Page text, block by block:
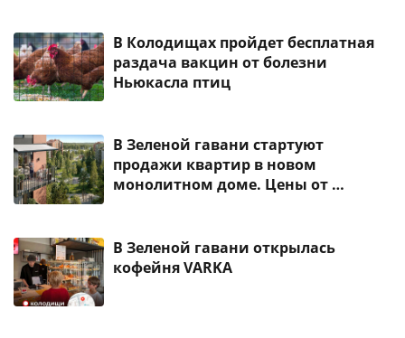
В Колодищах пройдет бесплатная
раздача вакцин от болезни
Ньюкасла птиц
В Зеленой гавани стартуют
продажи квартир в новом
монолитном доме. Цены от …
В Зеленой гавани открылась
кофейня VARKA